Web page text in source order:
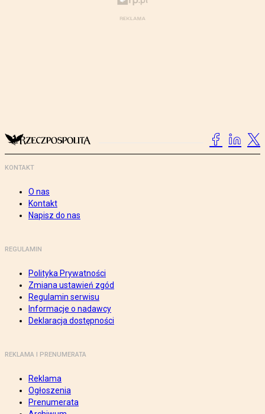
KONTAKT
O nas
Kontakt
Napisz do nas
REGULAMIN
Polityka Prywatności
Zmiana ustawień zgód
Regulamin serwisu
Informacje o nadawcy
Deklaracja dostępności
REKLAMA I PRENUMERATA
Reklama
Ogłoszenia
Prenumerata